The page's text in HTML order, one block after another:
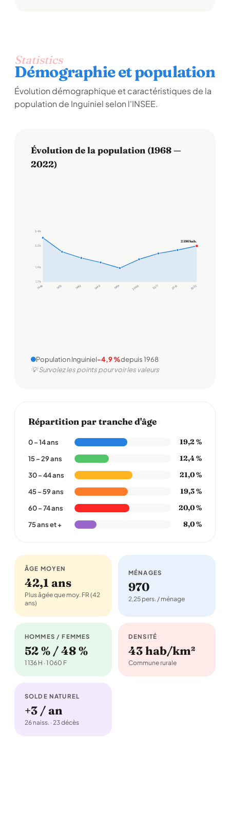
Statistics
Démographie et population
Évolution démographique et caractéristiques de la
population de Inguiniel selon l'INSEE.
Évolution de la population (1968 —
2022)
1,7 k
1,9 k
2,2 k
2,4 k
1968 1975 1982 1990 1999 2006 2011 2016 2022
2 196 hab.
Population Inguiniel-4,9 %depuis 1968
💡 Survolez les points pour voir les valeurs
Répartition par tranche d'âge
0 – 14 ans 19,2 %
15 – 29 ans 12,4 %
30 – 44 ans 21,0 %
45 – 59 ans 19,3 %
60 – 74 ans 20,0 %
75 ans et + 8,0 %
ÂGE MOYEN
42,1 ans
Plus âgée que moy. FR (42
ans)
MÉNAGES
970
2,25 pers. / ménage
HOMMES / FEMMES
52 % / 48 %
1 136 H · 1 060 F
DENSITÉ
43 hab/km²
Commune rurale
SOLDE NATUREL
+3 / an
26 naiss. · 23 décès